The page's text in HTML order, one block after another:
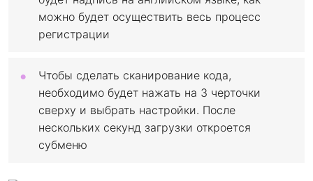
можно будет осуществить весь процесс
регистрации
Чтобы сделать сканирование кода,
необходимо будет нажать на 3 черточки
сверху и выбрать настройки. После
нескольких секунд загрузки откроется
субменю